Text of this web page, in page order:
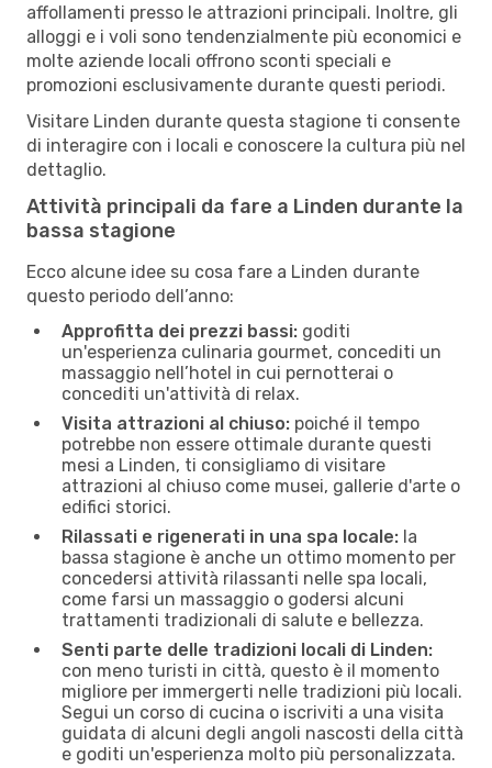
affollamenti presso le attrazioni principali. Inoltre, gli
alloggi e i voli sono tendenzialmente più economici e
molte aziende locali offrono sconti speciali e
promozioni esclusivamente durante questi periodi.
Visitare Linden durante questa stagione ti consente
di interagire con i locali e conoscere la cultura più nel
dettaglio.
Attività principali da fare a Linden durante la
bassa stagione
Ecco alcune idee su cosa fare a Linden durante
questo periodo dell’anno:
Approfitta dei prezzi bassi: goditi
un'esperienza culinaria gourmet, concediti un
massaggio nell’hotel in cui pernotterai o
concediti un'attività di relax.
Visita attrazioni al chiuso: poiché il tempo
potrebbe non essere ottimale durante questi
mesi a Linden, ti consigliamo di visitare
attrazioni al chiuso come musei, gallerie d'arte o
edifici storici.
Rilassati e rigenerati in una spa locale: la
bassa stagione è anche un ottimo momento per
concedersi attività rilassanti nelle spa locali,
come farsi un massaggio o godersi alcuni
trattamenti tradizionali di salute e bellezza.
Senti parte delle tradizioni locali di Linden:
con meno turisti in città, questo è il momento
migliore per immergerti nelle tradizioni più locali.
Segui un corso di cucina o iscriviti a una visita
guidata di alcuni degli angoli nascosti della città
e goditi un'esperienza molto più personalizzata.